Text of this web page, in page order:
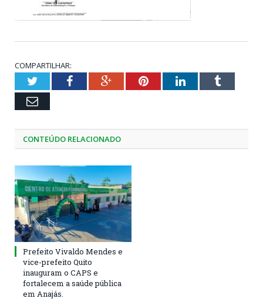
COMPARTILHAR:
TwitterFacebookGoogle+PinterestLinkedInTumblr
Email
CONTEÚDO RELACIONADO
Prefeito Vivaldo Mendes e
vice-prefeito Quito
inauguram o CAPS e
fortalecem a saúde pública
em Anajás.